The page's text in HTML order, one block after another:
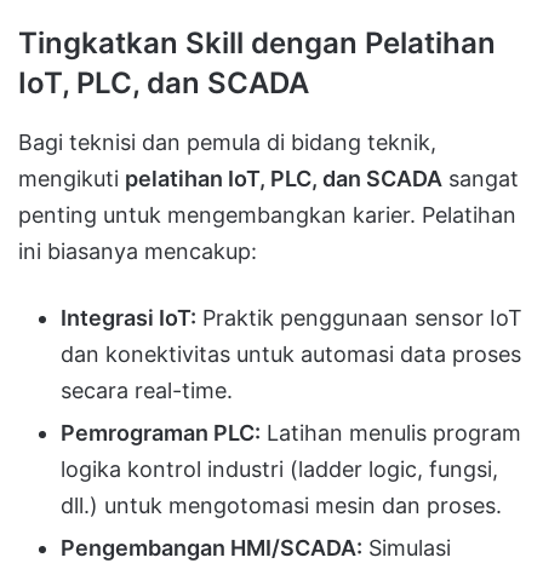
Tingkatkan Skill dengan Pelatihan
IoT, PLC, dan SCADA
Bagi teknisi dan pemula di bidang teknik,
mengikuti pelatihan IoT, PLC, dan SCADA sangat
penting untuk mengembangkan karier. Pelatihan
ini biasanya mencakup:
Integrasi IoT: Praktik penggunaan sensor IoT
dan konektivitas untuk automasi data proses
secara real-time.
Pemrograman PLC: Latihan menulis program
logika kontrol industri (ladder logic, fungsi,
dll.) untuk mengotomasi mesin dan proses.
Pengembangan HMI/SCADA: Simulasi